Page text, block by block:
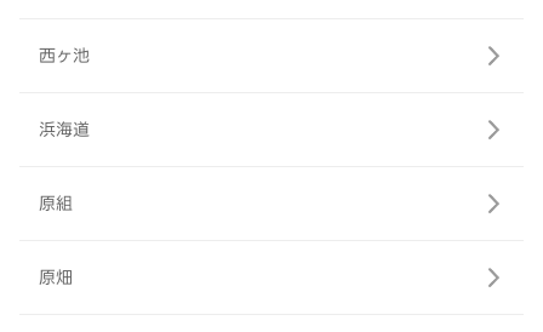
西ヶ池
浜海道
原組
原畑